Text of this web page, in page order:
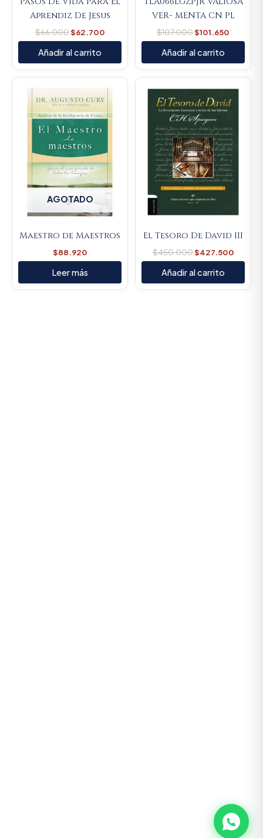
Aprendiz De Jesus
$66.000$62.700
Añadir al carrito
VER- MENTA CN PL
$107.000$101.650
Añadir al carrito
AGOTADO
Maestro de Maestros
$88.920
Leer más
El Tesoro De David III
$450.000
price
was:
$450.000.
$427.500
price
Añadir al carrito